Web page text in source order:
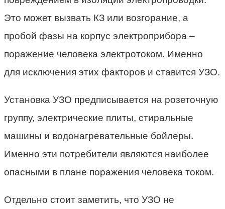
Это может вызвать КЗ или возгорание, а
пробой фазы на корпус электроприбора –
поражение человека электротоком. Именно
для исключения этих факторов и ставится УЗО.
Установка УЗО предписывается на розеточную
группу, электрические плиты, стиральные
машины и водонагревательные бойлеры.
Именно эти потребители являются наиболее
опасными в плане поражения человека током.
Отдельно стоит заметить, что УЗО не